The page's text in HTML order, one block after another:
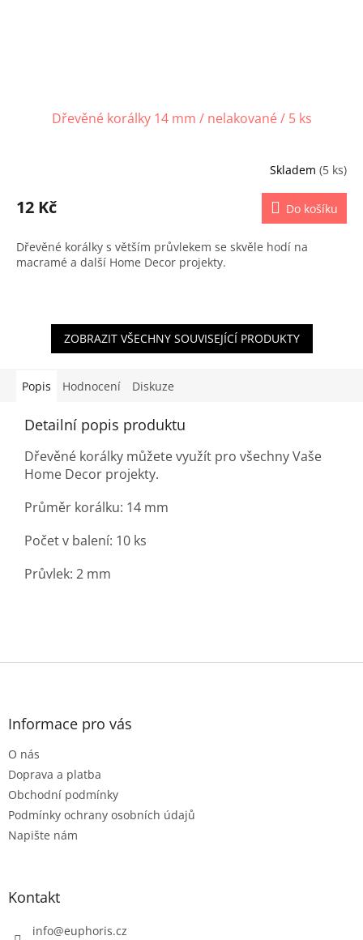
Dřevěné korálky 14 mm / nelakované / 5 ks
Skladem (5 ks)
12 Kč Do košíku
Dřevěné korálky s větším průvlekem se skvěle hodí na
macramé a další Home Decor projekty.
ZOBRAZIT VŠECHNY SOUVISEJÍCÍ PRODUKTY
Popis Hodnocení Diskuze
Detailní popis produktu
Dřevěné korálky můžete využít pro všechny Vaše
Home Decor projekty.
Průměr korálku: 14 mm
Počet v balení: 10 ks
Průvlek: 2 mm
Z
Informace pro vás
O nás
Doprava a platba
Obchodní podmínky
Podmínky ochrany osobních údajů
Napište nám
Kontakt
info@euphoris.cz